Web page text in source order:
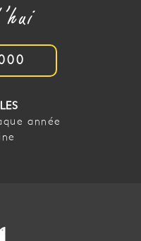
année